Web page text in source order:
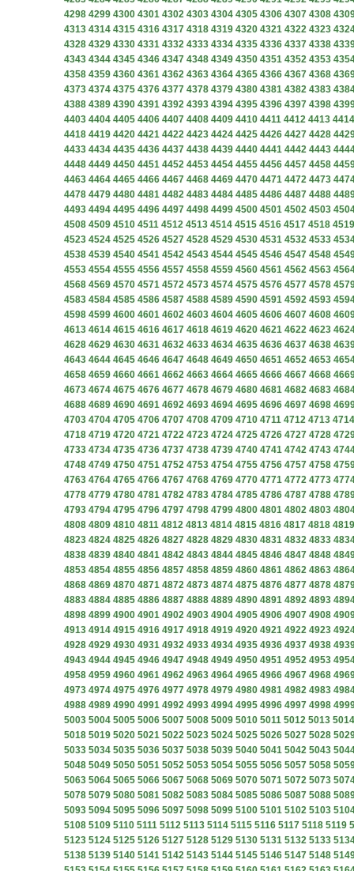
4298 4299 4300 4301 4302 4303 4304 4305 4306 4307 4308
4313 4314 4315 4316 4317 4318 4319 4320 4321 4322 4323
4328 4329 4330 4331 4332 4333 4334 4335 4336 4337 4338
4343 4344 4345 4346 4347 4348 4349 4350 4351 4352 4353
4358 4359 4360 4361 4362 4363 4364 4365 4366 4367 4368
4373 4374 4375 4376 4377 4378 4379 4380 4381 4382 4383
4388 4389 4390 4391 4392 4393 4394 4395 4396 4397 4398
4403 4404 4405 4406 4407 4408 4409 4410 4411 4412 4413 4414
4418 4419 4420 4421 4422 4423 4424 4425 4426 4427 4428
4433 4434 4435 4436 4437 4438 4439 4440 4441 4442 4443
4448 4449 4450 4451 4452 4453 4454 4455 4456 4457 4458
4463 4464 4465 4466 4467 4468 4469 4470 4471 4472 4473
4478 4479 4480 4481 4482 4483 4484 4485 4486 4487 4488
4493 4494 4495 4496 4497 4498 4499 4500 4501 4502 4503
4508 4509 4510 4511 4512 4513 4514 4515 4516 4517 4518 4519
4523 4524 4525 4526 4527 4528 4529 4530 4531 4532 4533
4538 4539 4540 4541 4542 4543 4544 4545 4546 4547 4548
4553 4554 4555 4556 4557 4558 4559 4560 4561 4562 4563
4568 4569 4570 4571 4572 4573 4574 4575 4576 4577 4578
4583 4584 4585 4586 4587 4588 4589 4590 4591 4592 4593
4598 4599 4600 4601 4602 4603 4604 4605 4606 4607 4608
4613 4614 4615 4616 4617 4618 4619 4620 4621 4622 4623
4628 4629 4630 4631 4632 4633 4634 4635 4636 4637 4638
4643 4644 4645 4646 4647 4648 4649 4650 4651 4652 4653
4658 4659 4660 4661 4662 4663 4664 4665 4666 4667 4668
4673 4674 4675 4676 4677 4678 4679 4680 4681 4682 4683
4688 4689 4690 4691 4692 4693 4694 4695 4696 4697 4698
4703 4704 4705 4706 4707 4708 4709 4710 4711 4712 4713 4714
4718 4719 4720 4721 4722 4723 4724 4725 4726 4727 4728
4733 4734 4735 4736 4737 4738 4739 4740 4741 4742 4743
4748 4749 4750 4751 4752 4753 4754 4755 4756 4757 4758
4763 4764 4765 4766 4767 4768 4769 4770 4771 4772 4773
4778 4779 4780 4781 4782 4783 4784 4785 4786 4787 4788
4793 4794 4795 4796 4797 4798 4799 4800 4801 4802 4803
4808 4809 4810 4811 4812 4813 4814 4815 4816 4817 4818 4819
4823 4824 4825 4826 4827 4828 4829 4830 4831 4832 4833
4838 4839 4840 4841 4842 4843 4844 4845 4846 4847 4848
4853 4854 4855 4856 4857 4858 4859 4860 4861 4862 4863
4868 4869 4870 4871 4872 4873 4874 4875 4876 4877 4878
4883 4884 4885 4886 4887 4888 4889 4890 4891 4892 4893
4898 4899 4900 4901 4902 4903 4904 4905 4906 4907 4908
4913 4914 4915 4916 4917 4918 4919 4920 4921 4922 4923
4928 4929 4930 4931 4932 4933 4934 4935 4936 4937 4938
4943 4944 4945 4946 4947 4948 4949 4950 4951 4952 4953
4958 4959 4960 4961 4962 4963 4964 4965 4966 4967 4968
4973 4974 4975 4976 4977 4978 4979 4980 4981 4982 4983
4988 4989 4990 4991 4992 4993 4994 4995 4996 4997 4998
5003 5004 5005 5006 5007 5008 5009 5010 5011 5012 5013 5014
5018 5019 5020 5021 5022 5023 5024 5025 5026 5027 5028
5033 5034 5035 5036 5037 5038 5039 5040 5041 5042 5043
5048 5049 5050 5051 5052 5053 5054 5055 5056 5057 5058
5063 5064 5065 5066 5067 5068 5069 5070 5071 5072 5073
5078 5079 5080 5081 5082 5083 5084 5085 5086 5087 5088
5093 5094 5095 5096 5097 5098 5099 5100 5101 5102 5103
5108 5109 5110 5111 5112 5113 5114 5115 5116 5117 5118 5119
5123 5124 5125 5126 5127 5128 5129 5130 5131 5132 5133
5138 5139 5140 5141 5142 5143 5144 5145 5146 5147 5148